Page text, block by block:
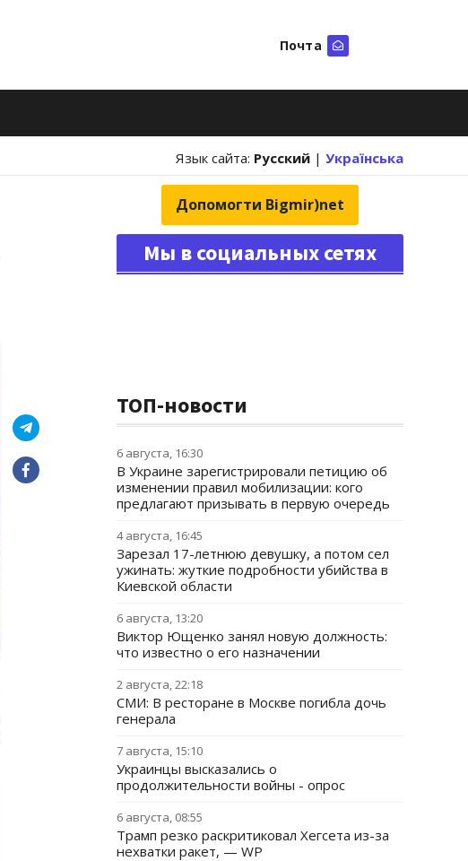
Почта
Язык сайта: Русский | Українська
Допомогти Bigmir)net
Мы в социальных сетях
ТОП-новости
6 августа, 16:30
В Украине зарегистрировали петицию об
изменении правил мобилизации: кого
предлагают призывать в первую очередь
4 августа, 16:45
Зарезал 17-летнюю девушку, а потом сел
ужинать: жуткие подробности убийства в
Киевской области
6 августа, 13:20
Виктор Ющенко занял новую должность:
что известно о его назначении
2 августа, 22:18
СМИ: В ресторане в Москве погибла дочь
генерала
7 августа, 15:10
Украинцы высказались о
продолжительности войны - опрос
6 августа, 08:55
Трамп резко раскритиковал Хегсета из-за
нехватки ракет, — WP